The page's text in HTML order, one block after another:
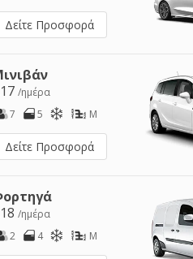
Δείτε Προσφορά
/ημέρα
7
5 M
Δείτε Προσφορά
/ημέρα
2
4 M